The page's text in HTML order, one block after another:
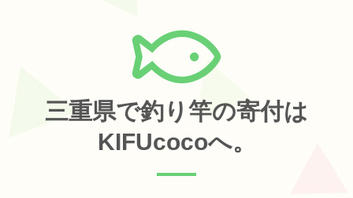
三重県で釣り竿の寄付は
KIFUcocoへ。